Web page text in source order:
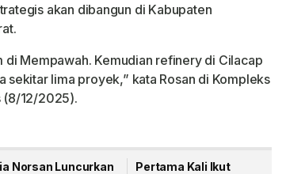
akan dibangun di Kabupaten
di Mempawah. Kemudian refinery di Cilacap
sekitar lima proyek,” kata Rosan di Kompleks
(8/12/2025).
Norsan Luncurkan
Pertama Kali Ikut